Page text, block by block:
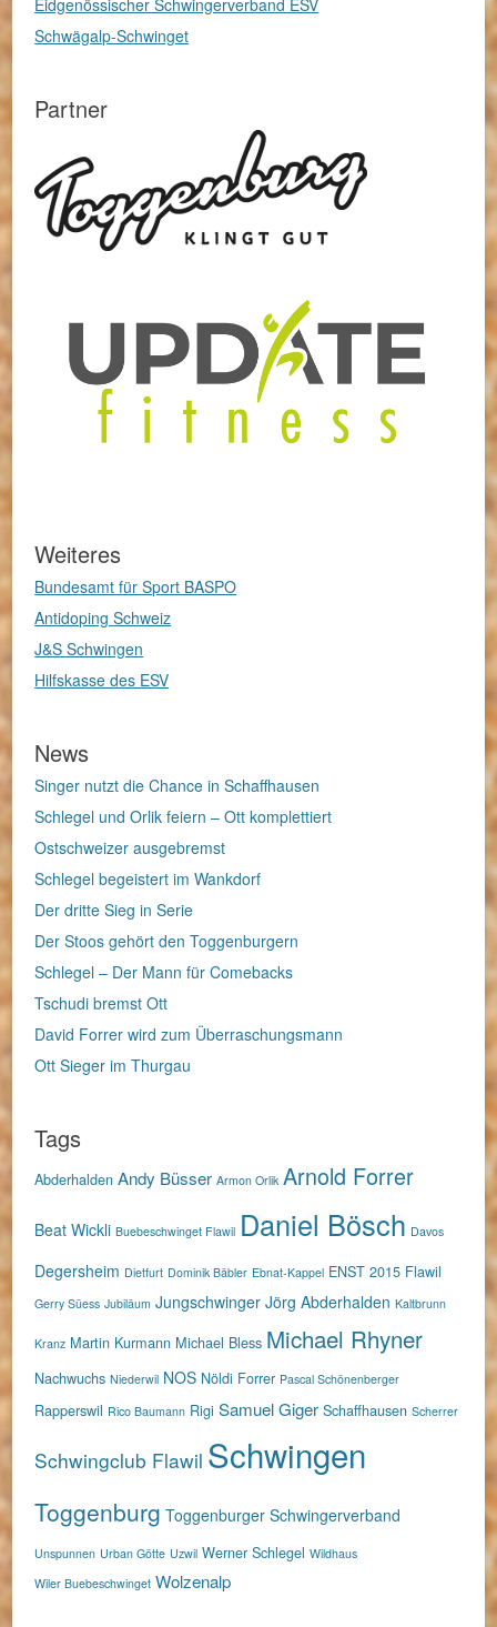
Schwägalp-Schwinget
Partner
Weiteres
Bundesamt für Sport BASPO
Antidoping Schweiz
J&S Schwingen
Hilfskasse des ESV
News
Singer nutzt die Chance in Schaffhausen
Schlegel und Orlik feiern – Ott komplettiert
Ostschweizer ausgebremst
Schlegel begeistert im Wankdorf
Der dritte Sieg in Serie
Der Stoos gehört den Toggenburgern
Schlegel – Der Mann für Comebacks
Tschudi bremst Ott
David Forrer wird zum Überraschungsmann
Ott Sieger im Thurgau
Tags
Abderhalden Andy Büsser Armon Orlik Arnold Forrer
Beat Wickli Buebeschwinget Flawil Daniel Bösch Davos
Degersheim Dietfurt Dominik Bäbler Ebnat-Kappel ENST 2015 Flawil
Gerry Süess Jubiläum Jungschwinger Jörg Abderhalden Kaltbrunn
Kranz Martin Kurmann Michael Bless Michael Rhyner
Nachwuchs Niederwil NOS Nöldi Forrer Pascal Schönenberger
Rapperswil Rico Baumann Rigi Samuel Giger Schaffhausen Scherrer
Schwingclub Flawil Schwingen
Toggenburg Toggenburger Schwingerverband
Unspunnen Urban Götte Uzwil Werner Schlegel Wildhaus
Wiler Buebeschwinget Wolzenalp